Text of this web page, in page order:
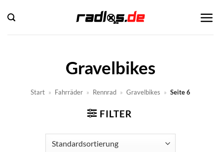
Inhalt
springen
Gravelbikes
Start » Fahrräder » Rennrad » Gravelbikes » Seite 6
FILTER